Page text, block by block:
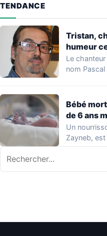
TENDANCE
Tristan,
humeur
Le
nom
Bébé
de 6 ans
Un
Zayneb,
de…
Rechercher